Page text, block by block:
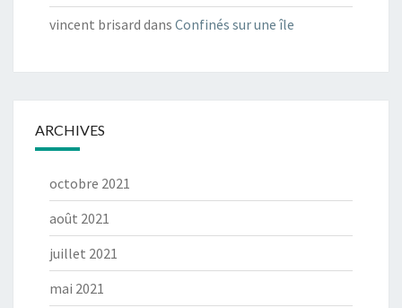
vincent brisard dans Confinés sur une île
ARCHIVES
octobre 2021
août 2021
juillet 2021
mai 2021